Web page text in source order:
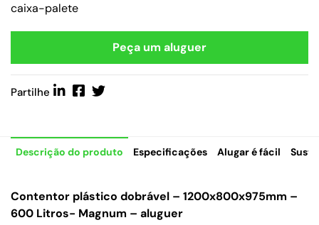
caixa-palete
Peça um aluguer
Partilhe
Descrição do produto Especificações Alugar é fácil
Contentor plástico dobrável – 1200x800x975mm –
600 Litros- Magnum – aluguer